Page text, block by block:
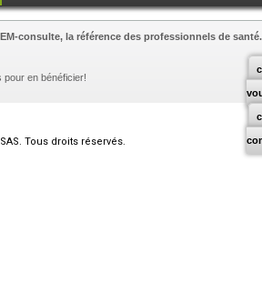
consulte, la référence des professionnels de santé.
en bénéficier!
Tous droits réservés.